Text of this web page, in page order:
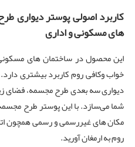
کاربرد اصولی پوستر دیواری
هایمسکونی و اداری
این محصول در ساختمان های
خواب وکافی روم کاربرد بیشتری
دیواری سه بعدی طرح مجسمه، فضای
شما می‌سازد. با این پوستر طرح
مکان های غیررسمی و رسمی همچون
روم به ارمغان آورید.